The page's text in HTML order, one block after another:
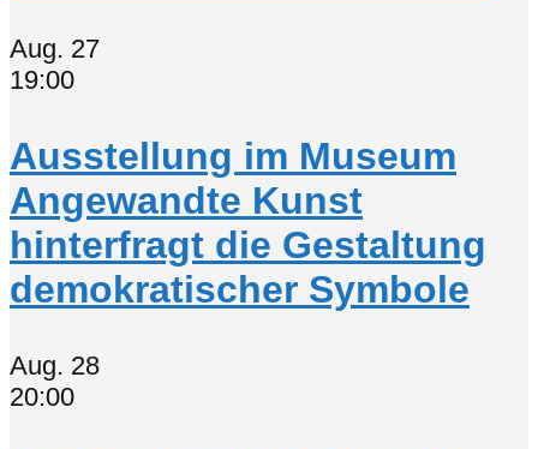
Aug. 27
19:00
Ausstellung im Museum
Angewandte Kunst
hinterfragt die Gestaltung
demokratischer Symbole
Aug. 28
20:00